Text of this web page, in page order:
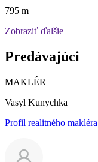
795 m
Zobraziť ďalšie
Predávajúci
MAKLÉR
Vasyl Kunychka
Profil realitného makléra